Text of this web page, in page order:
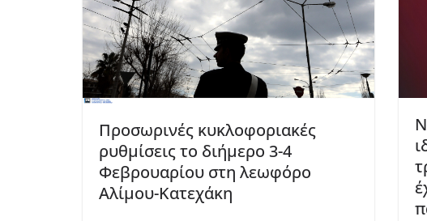
Προσωρινές κυκλοφοριακές
ρυθμίσεις το διήμερο 3-4
Φεβρουαρίου στη λεωφόρο
Αλίμου-Κατεχάκη